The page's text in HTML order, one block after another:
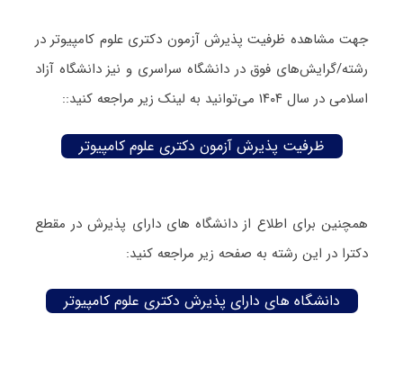
جهت مشاهده ظرفیت پذیرش آزمون دکتری علوم کامپیوتر در
رشته/گرایش‌های فوق در دانشگاه سراسری و نیز دانشگاه آزاد
اسلامی در سال ۱۴۰۴ می‌توانید به لینک زیر مراجعه کنید::
ظرفیت پذیرش آزمون دکتری علوم کامپیوتر
همچنین برای اطلاع از دانشگاه های دارای پذیرش در مقطع
دکترا در این رشته به صفحه زیر مراجعه کنید:
دانشگاه های دارای پذیرش دکتری علوم کامپیوتر